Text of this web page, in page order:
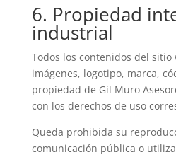
6. Propiedad
industrial
Todos los contenidos del sitio
imágenes, logotipo, marca,
propiedad de Gil Muro
con los derechos de uso
Queda prohibida su
comunicación pública o